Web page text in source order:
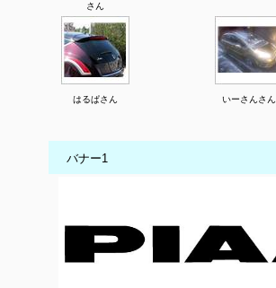
さん
はるぱさん いーさんさん
バナー1